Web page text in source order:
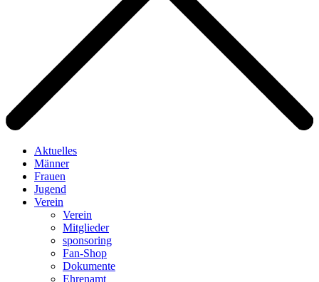
Aktuelles
Männer
Frauen
Jugend
Verein
Verein
Mitglieder
sponsoring
Fan-Shop
Dokumente
Ehrenamt